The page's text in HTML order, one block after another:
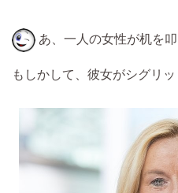
あ、一人の女性が机を叩
もしかして、彼女がシグリ